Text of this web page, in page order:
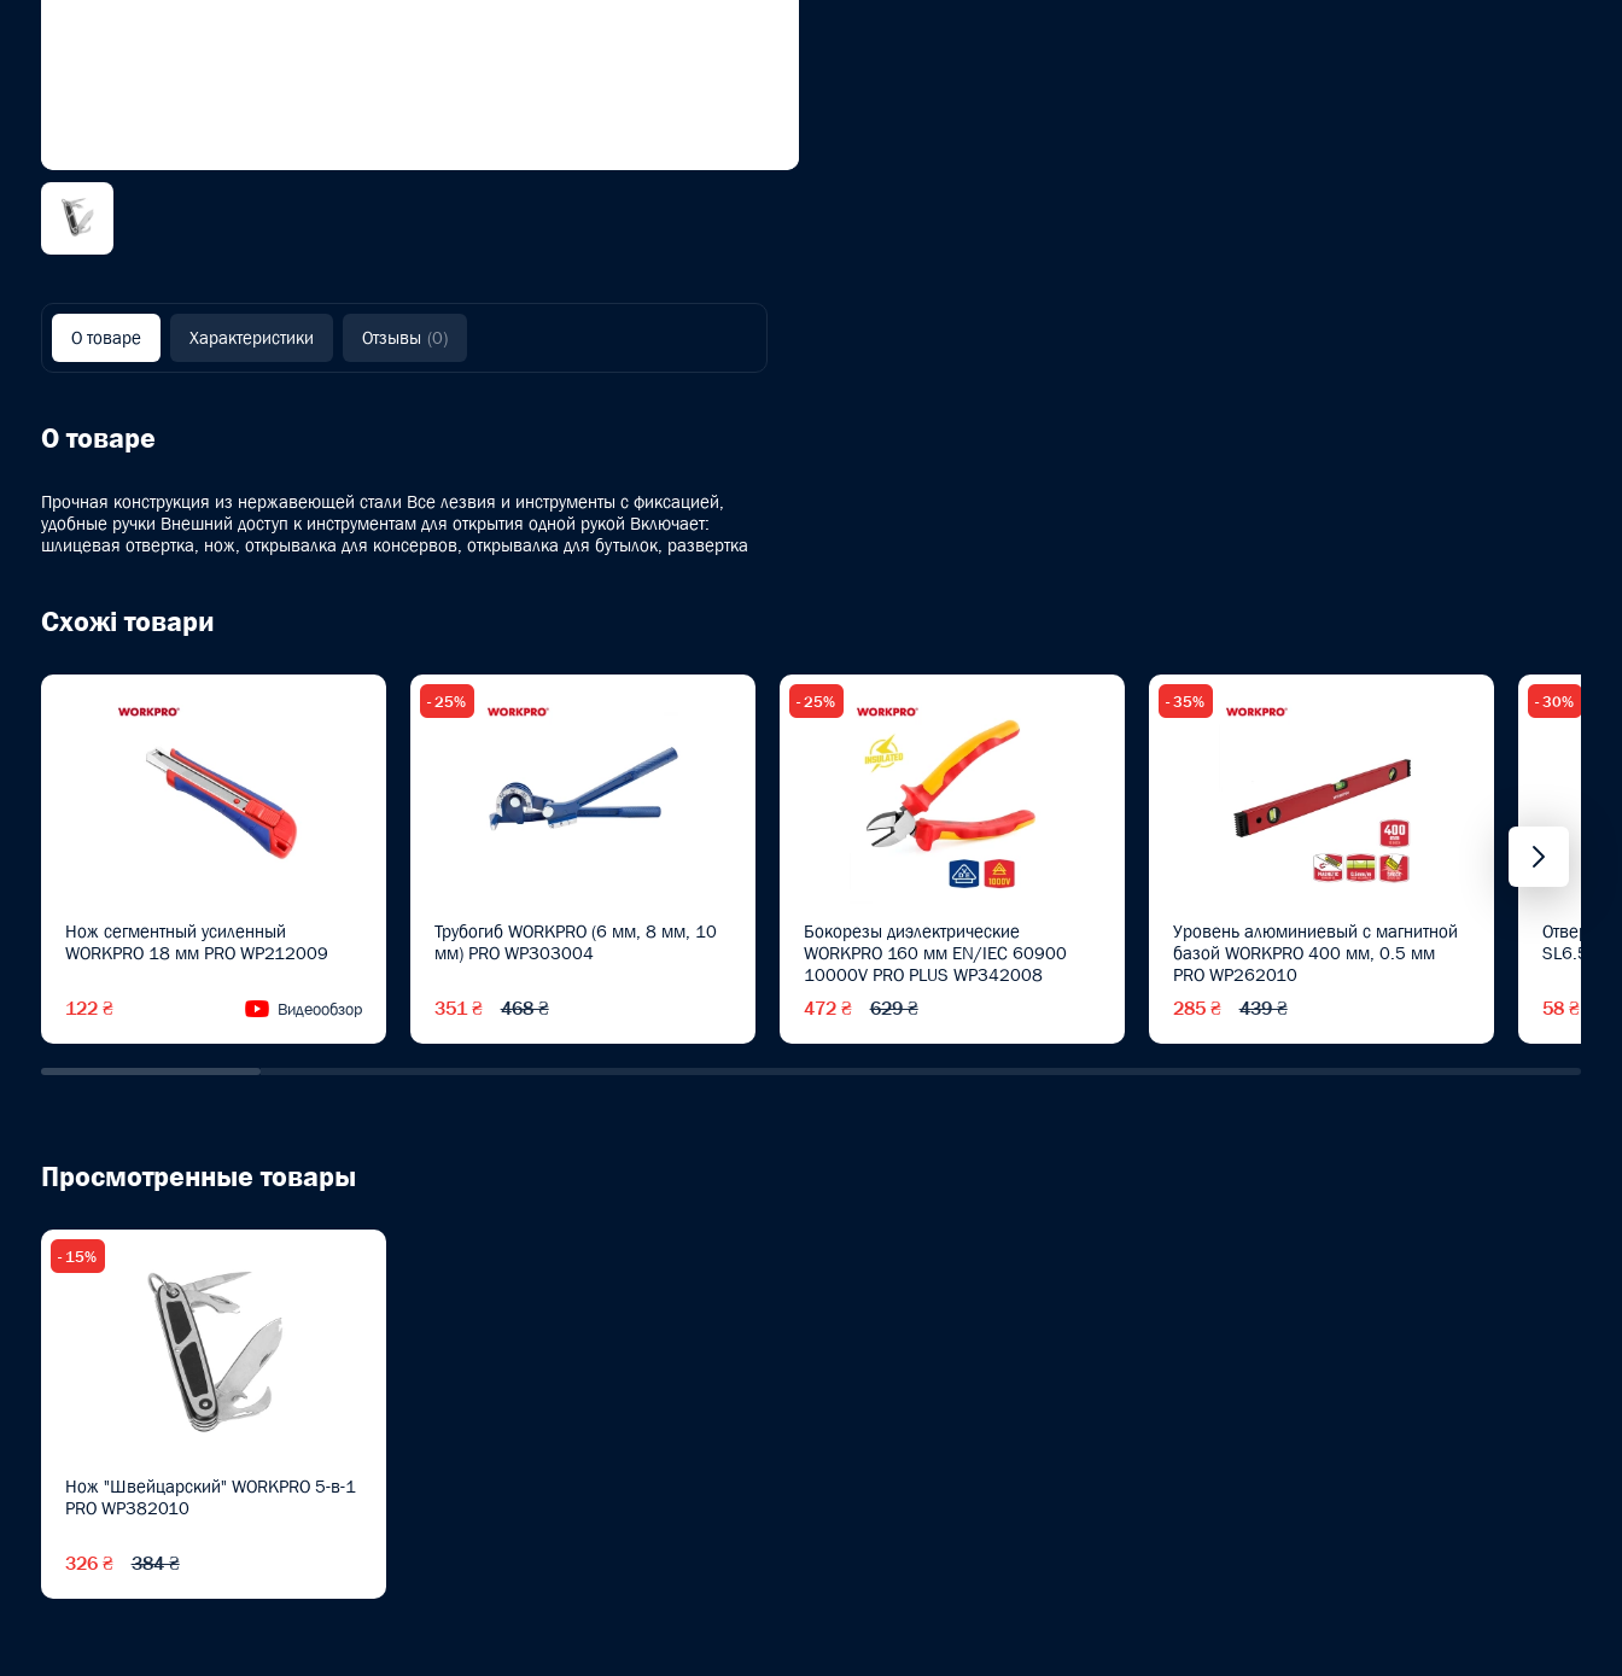
О товаре Характеристики Отзывы (0)
О товаре
Прочная конструкция из нержавеющей стали Все лезвия и инструменты с фиксацией,
удобные ручки Внешний доступ к инструментам для открытия одной рукой Включает:
шлицевая отвертка, нож, открывалка для консервов, открывалка для бутылок, развертка
Схожі товари
Нож сегментный усиленный
WORKPRO 18 мм PRO WP212009
122 ₴ Видеообзор
- 25%
Трубогиб WORKPRO (6 мм, 8 мм, 10
мм) PRO WP303004
351 ₴ 468 ₴
- 25%
Бокорезы диэлектрические
WORKPRO 160 мм EN/IEC 60900
10000V PRO PLUS WP342008
472 ₴ 629 ₴
- 35%
Уровень алюминиевый с магнитной
базой WORKPRO 400 мм, 0.5 мм
PRO WP262010
285 ₴ 439 ₴
- 30%
Отвертка
58 ₴
Просмотренные товары
- 15%
Нож "Швейцарский" WORKPRO 5-в-1
PRO WP382010
326 ₴ 384 ₴